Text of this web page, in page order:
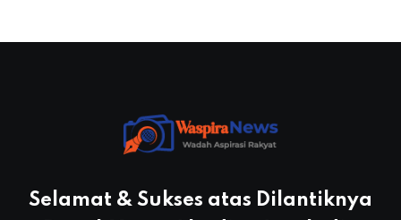
Selamat & Sukses atas Dilantiknya